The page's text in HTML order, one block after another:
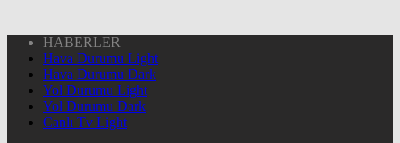
HABERLER
Hava Durumu Light
Hava Durumu Dark
Yol Durumu Light
Yol Durumu Dark
Canlı Tv Light